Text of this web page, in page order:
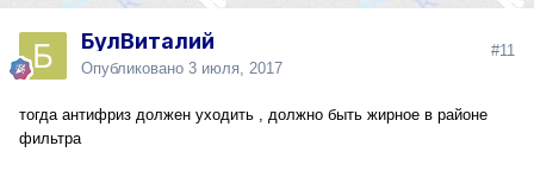
БулВиталий
Опубликовано 3 июля, 2017
#11
тогда антифриз должен уходить , должно быть жирное в районе
фильтра